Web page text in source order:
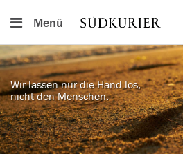
Menü
Wir lassen nur die Hand los,
nicht den Menschen.